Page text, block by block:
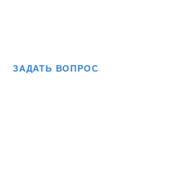
ЗАДАТЬ ВОПРОС